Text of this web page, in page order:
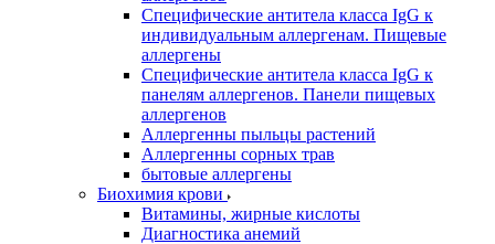
Специфические антитела класса IgG к
индивидуальным аллергенам. Пищевые
аллергены
Специфические антитела класса IgG к
панелям аллергенов. Панели пищевых
аллергенов
Аллергенны пыльцы растений
Аллергенны сорных трав
бытовые аллергены
Биохимия крови
Витамины, жирные кислоты
Диагностика анемий